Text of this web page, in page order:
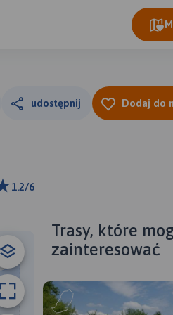
udostępnij Dodaj do
1.2/6
Trasy, które
zainteresować